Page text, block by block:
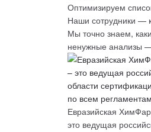
Оптимизируем
Наши сотрудники —
Мы точно знаем,
ненужные анализы
Евразийская
это ведущая